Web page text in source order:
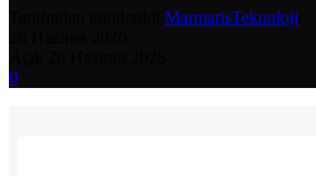
MarmarisTeknoloji
0